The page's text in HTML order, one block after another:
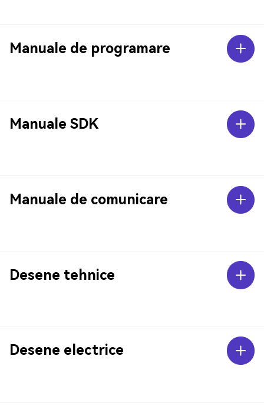
Manuale de programare
Manuale SDK
Manuale de comunicare
Desene tehnice
Desene electrice